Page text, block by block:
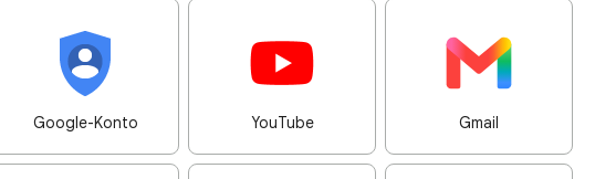
Google-Konto YouTube Gmail